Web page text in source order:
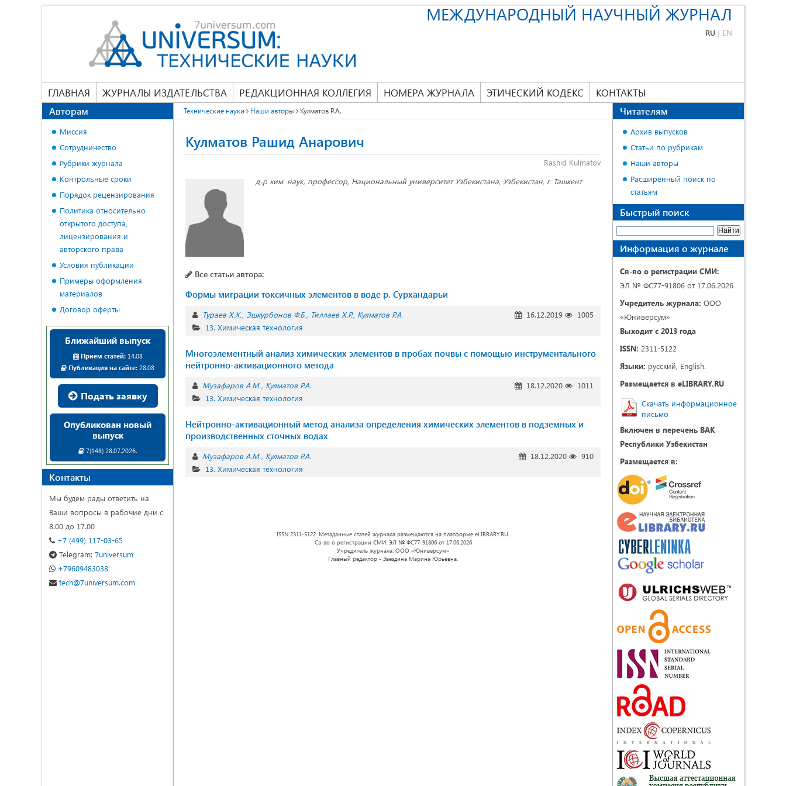
МЕЖДУНАРОДНЫЙ НАУЧНЫЙ ЖУРНАЛ
RU | EN
ГЛАВНАЯ ЖУРНАЛЫ ИЗДАТЕЛЬСТВА РЕДАКЦИОННАЯ КОЛЛЕГИЯ НОМЕРА ЖУРНАЛА ЭТИЧЕСКИЙ КОДЕКС КОНТАКТЫ
Технические науки Наши авторы Кулматов Р.А.
Кулматов Рашид Анарович
Rashid Kulmatov
д-р хим. наук, профессор, Национальный университет Узбекистана, Узбекистан, г. Ташкент
Все статьи автора:
Формы миграции токсичных элементов в воде р. Сурхандарьи
Тураев Х.Х. Эшкурбонов Ф.Б. Тиллаев Х.Р. Кулматов Р.А. 16.12.2019
1005
13. Химическая технология
Многоэлементный анализ химических элементов в пробах почвы с помощью инструментального
нейтронно-активационного метода
Музафаров А.М. Кулматов Р.А. 18.12.2020
1011
13. Химическая технология
Нейтронно-активационный метод анализа определения химических элементов в подземных и
производственных сточных водах
Музафаров А.М. Кулматов Р.А. 18.12.2020
910
13. Химическая технология
ISSN 2311-5122. Метаданные статей журнала размещаются на платформе eLIBRARY.RU.
Св-во о регистрации СМИ: ЭЛ № ФС77-91806 от 17.06.2026
Учредитель журнала: ООО «Юниверсум»
Главный редактор - Звездина Марина Юрьевна.
Авторам
Миссия
Сотрудничество
Рубрики журнала
Контрольные сроки
Порядок рецензирования
Политика относительно
открытого доступа,
лицензирования и
авторского права
Условия публикации
Примеры оформления
материалов
Договор оферты
Ближайший выпуск
Прием статей:14.08
Публикация на сайте: 28.08
Подать заявку
Опубликован новый
выпуск
7(148) 28.07.2026.
Контакты
Мы будем рады ответить на
Ваши вопросы в рабочие дни с
8.00 до 17.00
+7 (499) 117-03-65
Telegram: 7universum
+79609483038
tech@7universum.com
Читателям
Архив выпусков
Статьи по рубрикам
Наши авторы
Расширенный поиск по
статьям
Быстрый поиск
Информация о журнале
Св-во о регистрации СМИ:
ЭЛ № ФС77-91806 от 17.06.2026
Учредитель журнала: ООО
«Юниверсум»
Выходит с 2013 года
ISSN: 2311-5122
Языки: русский, English.
Размещается в eLIBRARY.RU
Скачать информационное
письмо
Включен в перечень ВАК
Республики Узбекистан
Размещается в: